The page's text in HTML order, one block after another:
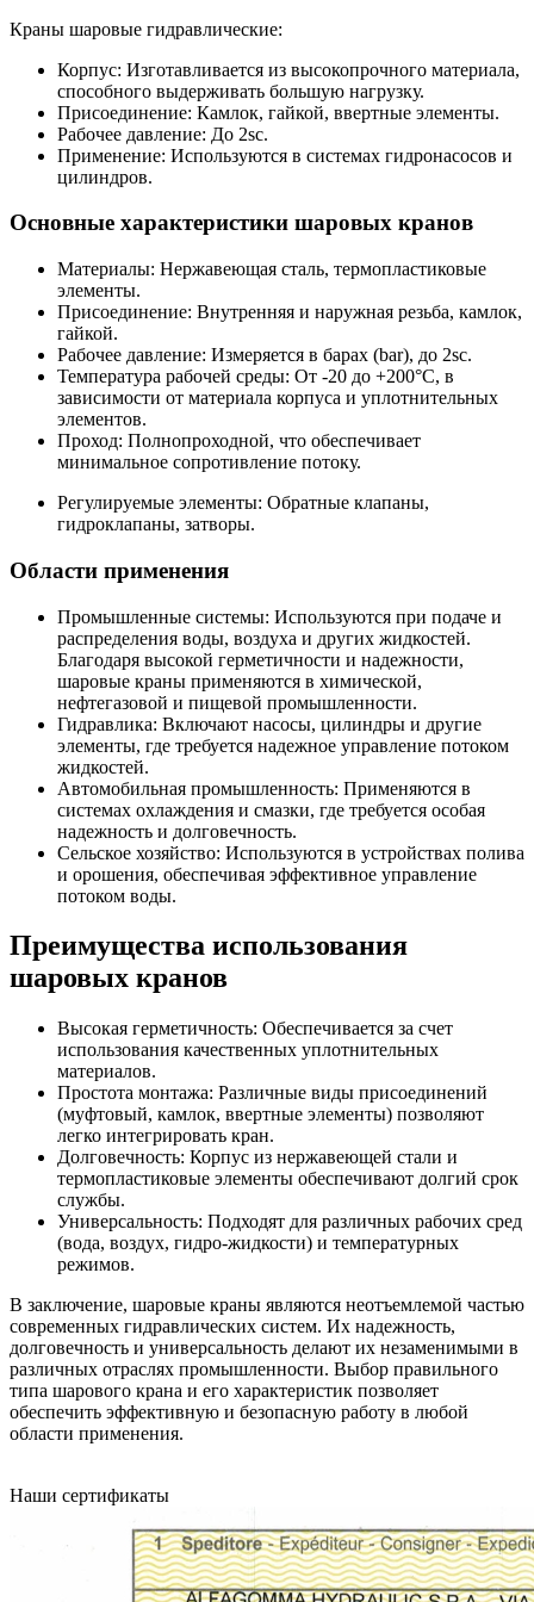
Краны шаровые гидравлические:
Корпус: Изготавливается из высокопрочного материала,
способного выдерживать большую нагрузку.
Присоединение: Камлок, гайкой, ввертные элементы.
Рабочее давление: До 2sc.
Применение: Используются в системах гидронасосов и
цилиндров.
Основные характеристики шаровых кранов
Материалы: Нержавеющая сталь, термопластиковые
элементы.
Присоединение: Внутренняя и наружная резьба, камлок,
гайкой.
Рабочее давление: Измеряется в барах (bar), до 2sc.
Температура рабочей среды: От -20 до +200°C, в
зависимости от материала корпуса и уплотнительных
элементов.
Проход: Полнопроходной, что обеспечивает
минимальное сопротивление потоку.
Регулируемые элементы: Обратные клапаны,
гидроклапаны, затворы.
Области применения
Промышленные системы: Используются при подаче и
распределения воды, воздуха и других жидкостей.
Благодаря высокой герметичности и надежности,
шаровые краны применяются в химической,
нефтегазовой и пищевой промышленности.
Гидравлика: Включают насосы, цилиндры и другие
элементы, где требуется надежное управление потоком
жидкостей.
Автомобильная промышленность: Применяются в
системах охлаждения и смазки, где требуется особая
надежность и долговечность.
Сельское хозяйство: Используются в устройствах полива
и орошения, обеспечивая эффективное управление
потоком воды.
Преимущества использования
шаровых кранов
Высокая герметичность: Обеспечивается за счет
использования качественных уплотнительных
материалов.
Простота монтажа: Различные виды присоединений
(муфтовый, камлок, ввертные элементы) позволяют
легко интегрировать кран.
Долговечность: Корпус из нержавеющей стали и
термопластиковые элементы обеспечивают долгий срок
службы.
Универсальность: Подходят для различных рабочих сред
(вода, воздух, гидро-жидкости) и температурных
режимов.
В заключение, шаровые краны являются неотъемлемой частью
современных гидравлических систем. Их надежность,
долговечность и универсальность делают их незаменимыми в
различных отраслях промышленности. Выбор правильного
типа шарового крана и его характеристик позволяет
обеспечить эффективную и безопасную работу в любой
области применения.
Наши сертификаты